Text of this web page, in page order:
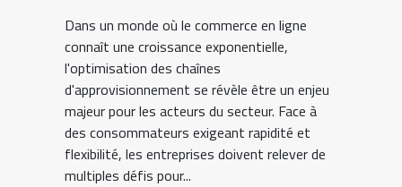
commerce : défis et
stratégies
Dans un monde où le commerce en ligne
connaît une croissance exponentielle,
l'optimisation des chaînes
d'approvisionnement se révèle être un enjeu
majeur pour les acteurs du secteur. Face à
des consommateurs exigeant rapidité et
flexibilité, les entreprises doivent relever de
multiples défis pour...